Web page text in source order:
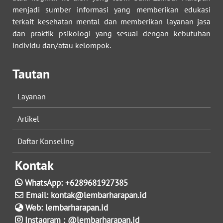
menjadi sumber informasi yang memberikan edukasi
terkait kesehatan mental dan memberikan layanan jasa
dan praktik psikologi yang sesuai dengan kebutuhan
individu dan/atau kelompok.
Tautan
Layanan
Artikel
Daftar Konseling
Kontak
WhatsApp:+6289681927385
Email: kontak@lembarharapan.id
Web: lembarharapan.id
Instagram : @lembarharapan.id